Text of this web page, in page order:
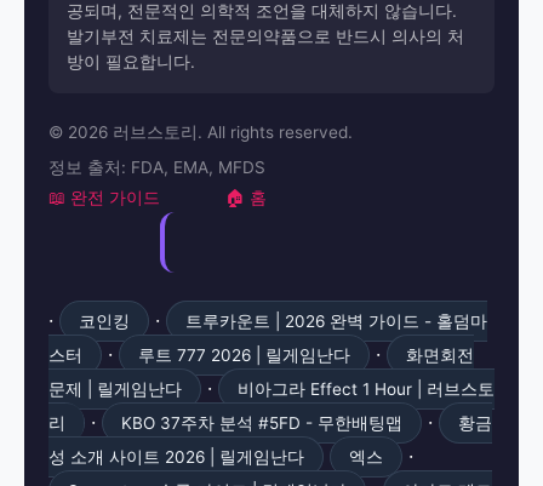
공되며, 전문적인 의학적 조언을 대체하지 않습니다.
발기부전 치료제는 전문의약품으로 반드시 의사의 처
방이 필요합니다.
© 2026 러브스토리. All rights reserved.
정보 출처: FDA, EMA, MFDS
📖 완전 가이드 🏠 홈
· 코인킹 ·
트루카운트 | 2026 완벽 가이드 - 홀덤마
스터
· 루트 777 2026 | 릴게임난다 ·
화면회전
문제 | 릴게임난다
·
비아그라 Effect 1 Hour | 러브스토
리
· KBO 37주차 분석 #5FD - 무한배팅맵 ·
황금
성 소개 사이트 2026 | 릴게임난다
엑스 ·